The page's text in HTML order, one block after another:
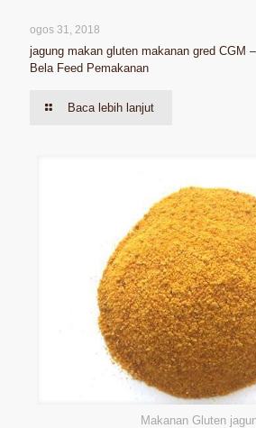
ogos 31, 2018
jagung makan gluten makanan gred CGM
Bela Feed Pemakanan
Baca lebih lanjut
Makanan Gluten